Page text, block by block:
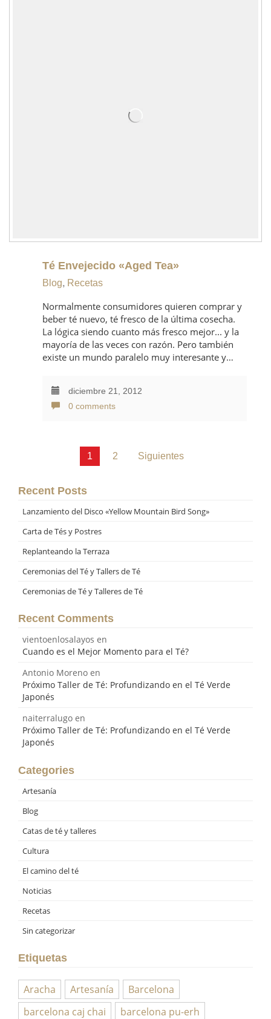
Té Envejecido «Aged Tea»
Blog, Recetas
Normalmente consumidores quieren comprar y
beber té nuevo, té fresco de la última cosecha.
La lógica siendo cuanto más fresco mejor... y la
mayoría de las veces con razón. Pero también
existe un mundo paralelo muy interesante y…
diciembre 21, 2012
0 comments
Paginación
de
entradas
1 2 Siguientes
Recent Posts
Lanzamiento del Disco «Yellow Mountain Bird Song»
Carta de Tés y Postres
Replanteando la Terraza
Ceremonias del Té y Tallers de Té
Ceremonias de Té y Talleres de Té
Recent Comments
vientoenlosalayos en
Cuando es el Mejor Momento para el Té?
Antonio Moreno en
Próximo Taller de Té: Profundizando en el Té Verde
Japonés
naiterralugo en
Próximo Taller de Té: Profundizando en el Té Verde
Japonés
Categories
Artesanía
Blog
Catas de té y talleres
Cultura
El camino del té
Noticias
Recetas
Sin categorizar
Etiquetas
Aracha Artesanía
Barcelona
barcelona caj chai
barcelona pu-erh